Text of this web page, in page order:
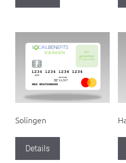
Solingen
Details